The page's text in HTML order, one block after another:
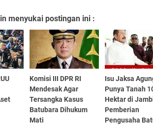
menyukai postingan ini :
Komisi III DPR RI
Mendesak Agar
Tersangka Kasus
Batubara Dihukum
Mati
Isu Jaksa
Punya Tanah
Hektar di
Pemberian
Pengusaha